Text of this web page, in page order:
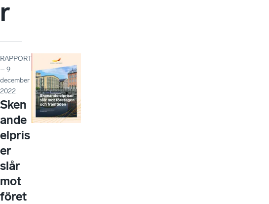
r
RAPPORT
– 9
december
2022
Sken
ande
elpris
er
slår
mot
föret